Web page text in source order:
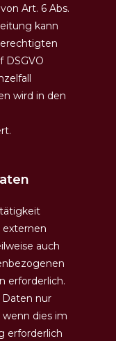
Art. 6 Abs.
kann
DSGVO
wird in den
auch
erforderlich.
nur
dies im
erforderlich